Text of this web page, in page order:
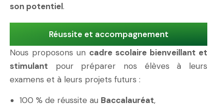
son potentiel.
Réussite et accompagnement
Nous proposons un cadre scolaire bienveillant et
stimulant pour préparer nos élèves à leurs
examens et à leurs projets futurs :
100 % de réussite au Baccalauréat,